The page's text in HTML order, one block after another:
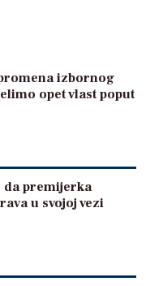
izbornog
opet vlast poput
da premijerka
u svojoj vezi